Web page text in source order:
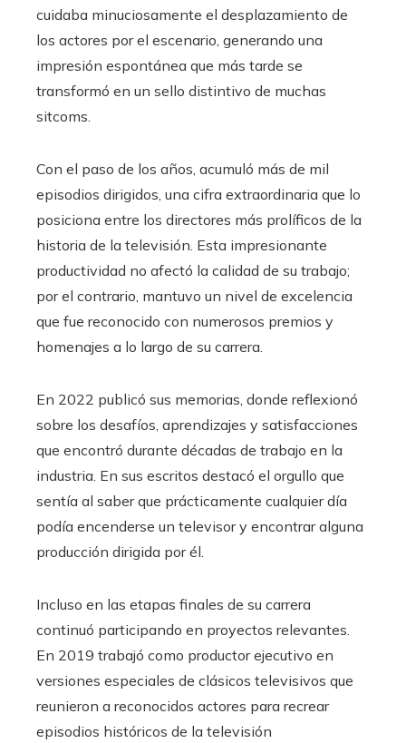
cuidaba minuciosamente el desplazamiento de
los actores por el escenario, generando una
impresión espontánea que más tarde se
transformó en un sello distintivo de muchas
sitcoms.
Con el paso de los años, acumuló más de mil
episodios dirigidos, una cifra extraordinaria que lo
posiciona entre los directores más prolíficos de la
historia de la televisión. Esta impresionante
productividad no afectó la calidad de su trabajo;
por el contrario, mantuvo un nivel de excelencia
que fue reconocido con numerosos premios y
homenajes a lo largo de su carrera.
En 2022 publicó sus memorias, donde reflexionó
sobre los desafíos, aprendizajes y satisfacciones
que encontró durante décadas de trabajo en la
industria. En sus escritos destacó el orgullo que
sentía al saber que prácticamente cualquier día
podía encenderse un televisor y encontrar alguna
producción dirigida por él.
Incluso en las etapas finales de su carrera
continuó participando en proyectos relevantes.
En 2019 trabajó como productor ejecutivo en
versiones especiales de clásicos televisivos que
reunieron a reconocidos actores para recrear
episodios históricos de la televisión